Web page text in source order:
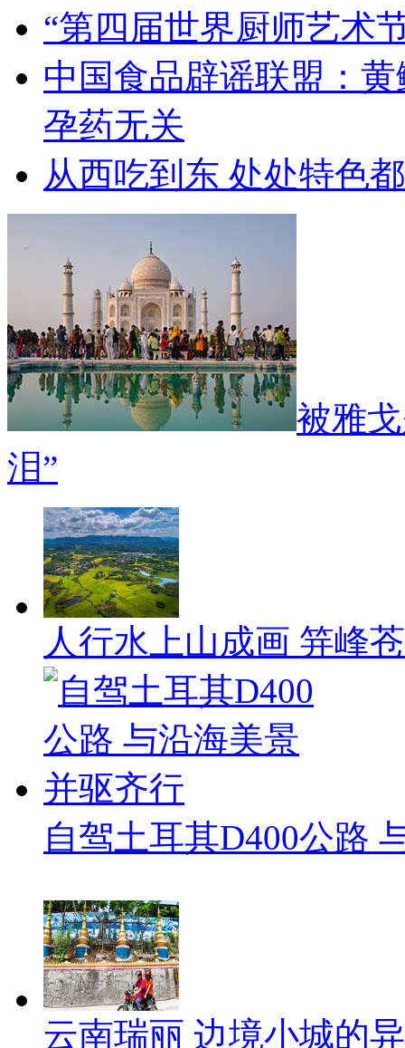
“第四届世界厨师艺术
中国食品辟谣联盟：
孕药无关
从西吃到东 处处特色
被雅
泪”
人行水上山成画 笄峰
自驾土耳其D400公路
云南瑞丽 边境小城的